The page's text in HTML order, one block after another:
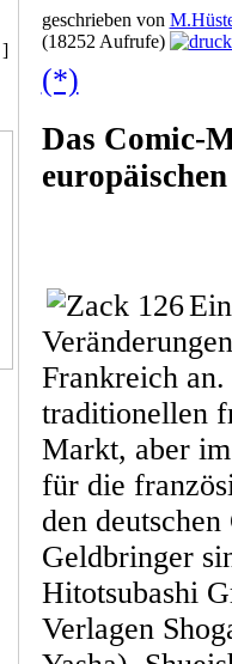
]
geschrieben von
(18252 Aufrufe)
(*)
Das Comic-
Frankreich
traditionellen
Markt, aber
für die
den
Geldbringer
Hitotsubashi
Verlagen